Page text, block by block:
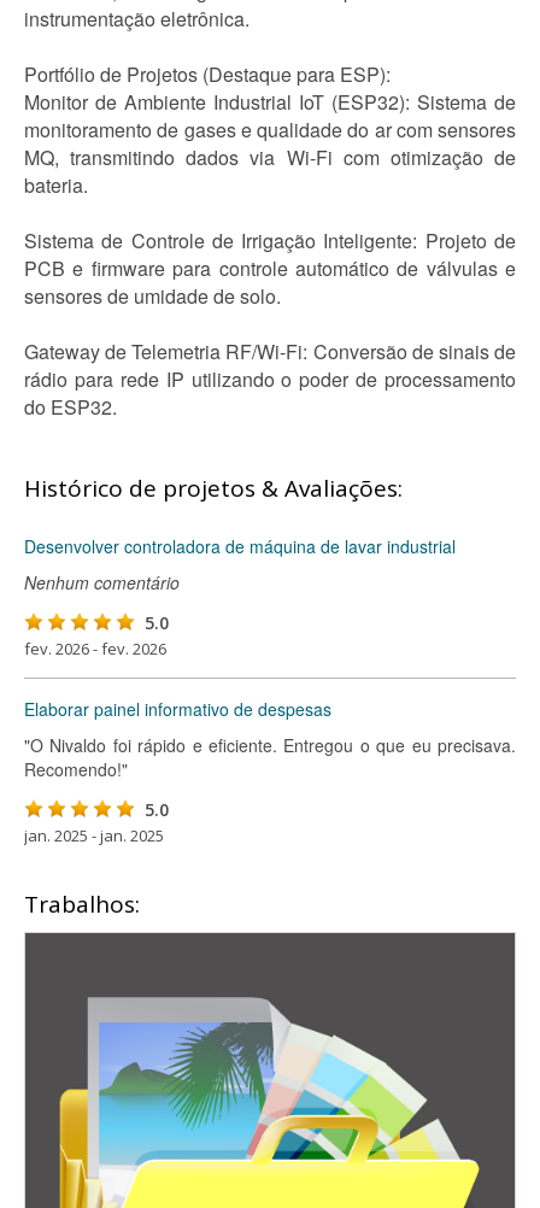
instrumentação eletrônica.
Portfólio de Projetos (Destaque para ESP):
Monitor de Ambiente Industrial IoT (ESP32): Sistema de
monitoramento de gases e qualidade do ar com sensores
MQ, transmitindo dados via Wi-Fi com otimização de
bateria.
Sistema de Controle de Irrigação Inteligente: Projeto de
PCB e firmware para controle automático de válvulas e
sensores de umidade de solo.
Gateway de Telemetria RF/Wi-Fi: Conversão de sinais de
rádio para rede IP utilizando o poder de processamento
do ESP32.
Histórico de projetos & Avaliações:
Desenvolver controladora de máquina de lavar industrial
Nenhum comentário
5.0
fev. 2026 - fev. 2026
Elaborar painel informativo de despesas
"O Nivaldo foi rápido e eficiente. Entregou o que eu precisava.
Recomendo!"
5.0
jan. 2025 - jan. 2025
Trabalhos: